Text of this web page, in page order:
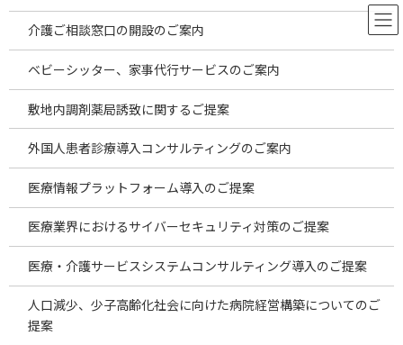
コ
プ
ナ
動
介護ご相談窓口の開設のご案内
ベビーシッター、家事代行サービスのご案内
敷地内調剤薬局誘致に関するご提案
外国人患者診療導入コンサルティングのご案内
医療情報プラットフォーム導入のご提案
医療業界におけるサイバーセキュリティ対策のご提案
医療・介護サービスシステムコンサルティング導入のご提案
人口減少、少子高齢化社会に向けた病院経営構築についてのご
提案